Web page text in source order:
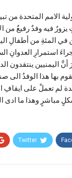
الامم المتحدة من
فيه وفدٌ رفيعٌ من
في المئةِ من أطفالِ
استمرارِ العدوانِ
اليمنيين ينتقدون
بها هذا الوفدُ الى
لم تعملْ على ايقافِ
مباشرٍ وهذا ما ادى
Twitter